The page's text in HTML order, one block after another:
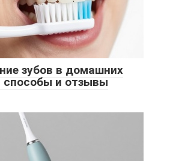
зубов в домашних
способы и отзывы